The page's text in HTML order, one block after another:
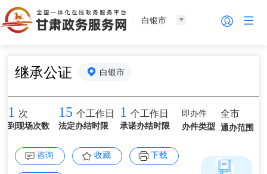
白银市
继承公证 白银市
1 次
到现场次数
15 个工作日
法定办结时限
1 个工作日
承诺办结时限
即办件
办件类型
全市
通办范围
咨询 收藏 下载